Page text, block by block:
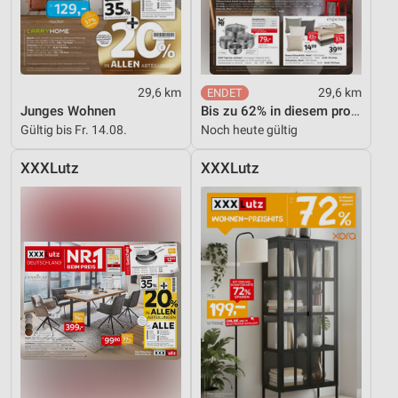
29,6 km
Junges Wohnen
Gültig bis Fr. 14.08.
29,6 km
Bis zu 62% in diesem prospekt
Noch heute gültig
XXXLutz XXXLutz
Kombinationen von Daten aus verschiedenen
Quellen
Entwicklung und Verbesserung der Angebote
Verwendung reduzierter Daten zur Auswahl von
Inhalten
Verwendung genauer Standortdaten
Geräte anhand von aktiv angeforderten
Nicht-IAB-Verarbeitungszwecke:
Notwendig
Performance
Funktional